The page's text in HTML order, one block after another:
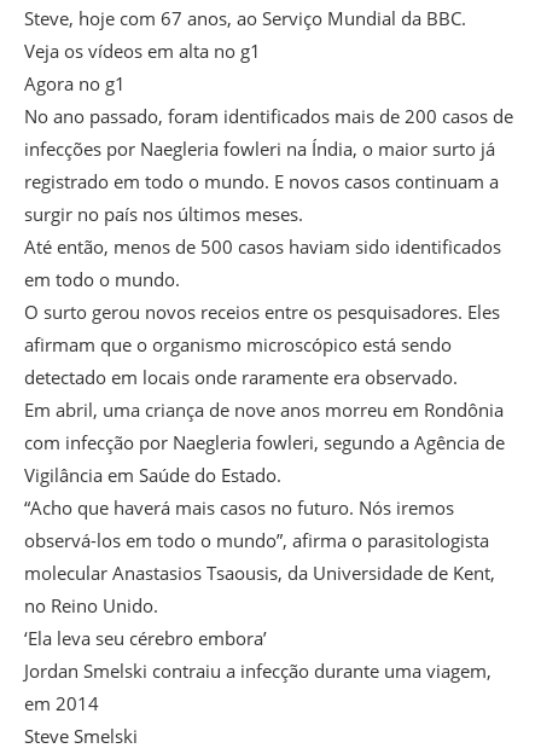
Steve, hoje com 67 anos, ao Serviço Mundial da BBC.
Veja os vídeos em alta no g1
Agora no g1
No ano passado, foram identificados mais de 200 casos de
infecções por Naegleria fowleri na Índia, o maior surto já
registrado em todo o mundo. E novos casos continuam a
surgir no país nos últimos meses.
Até então, menos de 500 casos haviam sido identificados
em todo o mundo.
O surto gerou novos receios entre os pesquisadores. Eles
afirmam que o organismo microscópico está sendo
detectado em locais onde raramente era observado.
Em abril, uma criança de nove anos morreu em Rondônia
com infecção por Naegleria fowleri, segundo a Agência de
Vigilância em Saúde do Estado.
“Acho que haverá mais casos no futuro. Nós iremos
observá-los em todo o mundo”, afirma o parasitologista
molecular Anastasios Tsaousis, da Universidade de Kent,
no Reino Unido.
‘Ela leva seu cérebro embora’
Jordan Smelski contraiu a infecção durante uma viagem,
em 2014
Steve Smelski